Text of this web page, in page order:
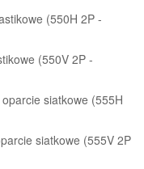
(550H 2P -
(550V 2P -
siatkowe (555H
siatkowe (555V 2P